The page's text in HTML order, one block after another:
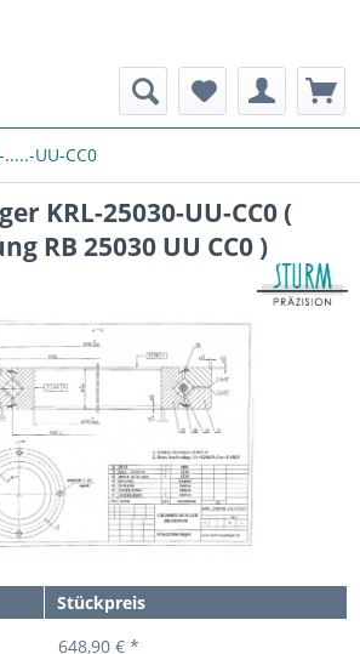
.....-UU-CC0
KRL-25030-UU-CC0 (
RB 25030 UU CC0 )
Stückpreis
648,90 € *